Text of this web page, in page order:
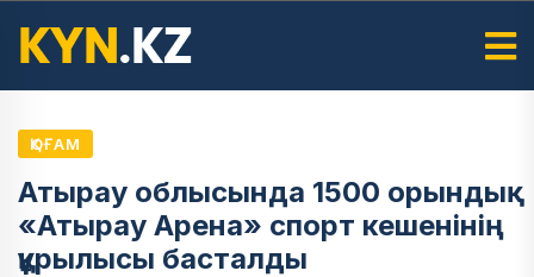
ҚОҒАМ
Атырау облысында 1500 орындық
«Атырау Арена» спорт кешенінің
құрылысы басталды